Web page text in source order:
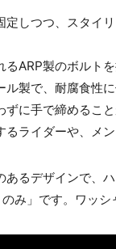
定しつつ、スタイ
るARP製のボルト
ル製で、耐腐食性
ずに手で締めるこ
るライダーや、メ
あるデザインで、
み」です。ワッ